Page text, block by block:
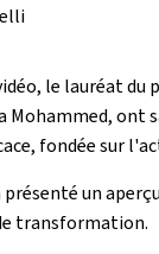
le lauréat
Mohammed, ont
fondée sur
présenté un
transformation.